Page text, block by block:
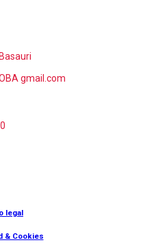
gmail.com
legal
& Cookies